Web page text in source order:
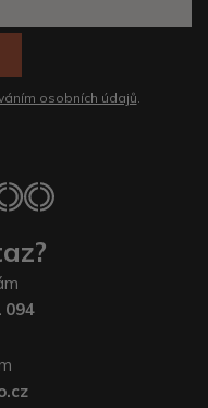
osobních údajů
094